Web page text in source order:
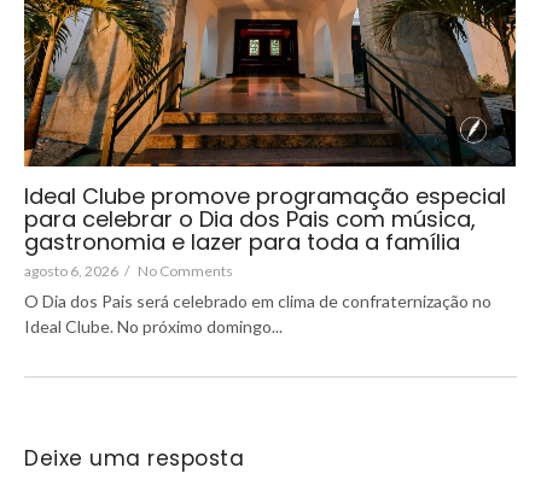
Ideal Clube promove programação especial
para celebrar o Dia dos Pais com música,
gastronomia e lazer para toda a família
agosto 6, 2026 / No Comments
O Dia dos Pais será celebrado em clima de confraternização no
Ideal Clube. No próximo domingo...
Deixe uma resposta